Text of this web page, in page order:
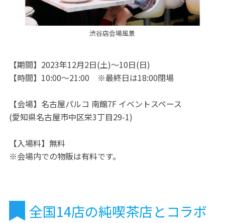
渋谷店会場風景
【期間】2023年12月2日(土)～10日(日)
【時間】10:00～21:00 ※最終日は18:00閉場
【会場】名古屋パルコ 南館7F イベントスペース
(愛知県名古屋市中区栄3丁目29-1)
【入場料】無料
※会場内での物販は有料です。
全国14店の純喫茶店とコラボ